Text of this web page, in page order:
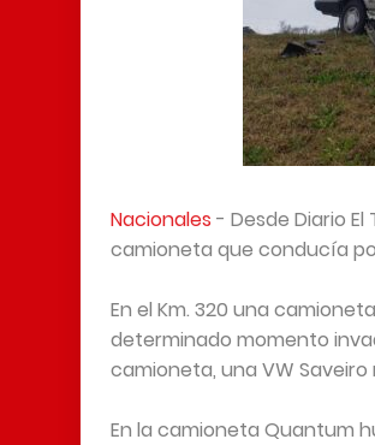
Nacionales - Desde Diario
camioneta que conducía
En el Km. 320 una
determinado momento
camioneta, una VW
En la camioneta Quantum